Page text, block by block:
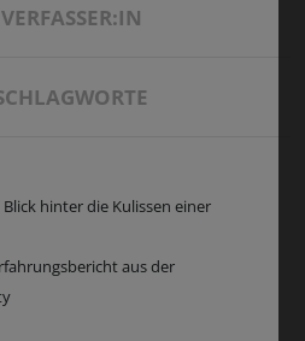
VERFASSER:IN
hinter die Kulissen einer
aus der